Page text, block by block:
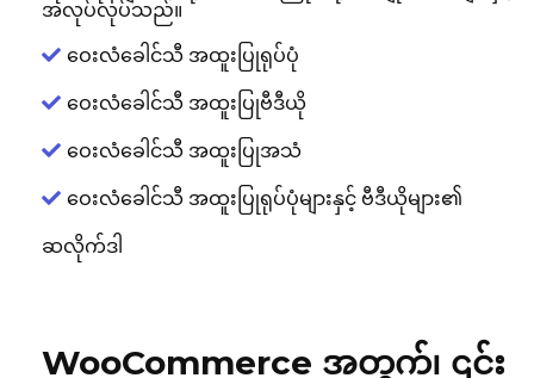
အလုပ်လုပ်သည်။
ဝေးလံခေါင်သီ အထူးပြုရုပ်ပုံ
ဝေးလံခေါင်သီ အထူးပြုဗီဒီယို
ဝေးလံခေါင်သီ အထူးပြုအသံ
ဝေးလံခေါင်သီ အထူးပြုရုပ်ပုံများနှင့် ဗီဒီယိုများ၏
ဆလိုက်ဒါ
WooCommerce အတွက်၊ ၎င်း